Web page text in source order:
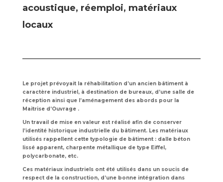
acoustique, réemploi, matériaux
locaux
Le projet prévoyait la réhabilitation d’un ancien bâtiment à
caractère industriel, à destination de bureaux, d’une salle de
réception ainsi que l’aménagement des abords pour la
Maitrise d’Ouvrage .
Un travail de mise en valeur est réalisé afin de conserver
l’identité historique industrielle du bâtiment. Les matériaux
utilisés rappellent cette typologie de bâtiment : dalle béton
lissé apparent, charpente métallique de type Eiffel,
polycarbonate, etc.
Ces matériaux industriels ont été utilisés dans un soucis de
respect de la construction, d’une bonne intégration dans